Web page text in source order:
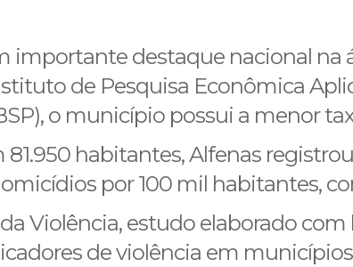
importante destaque nacional na
de Pesquisa Econômica
o município possui a menor
habitantes, Alfenas
por 100 mil habitantes,
Violência, estudo elaborado
de violência em